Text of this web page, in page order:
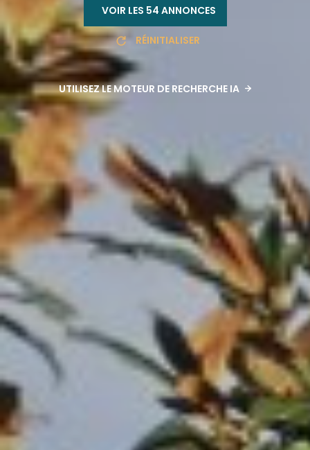
VOIR LES 54 ANNONCES
RÉINITIALISER
UTILISEZ LE MOTEUR DE RECHERCHE IA